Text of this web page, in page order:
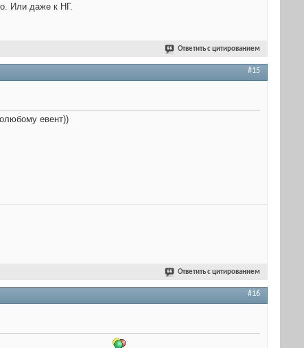
Или даже к НГ.
Ответить с цитированием
#15
евент))
Ответить с цитированием
#16